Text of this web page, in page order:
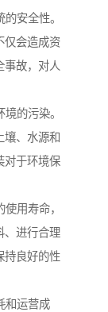
安全性。
仅会造成资
事故，对人
的污染。
壤、水源和
对于环境保
用寿命，
、进行合理
持良好的性
和运营成